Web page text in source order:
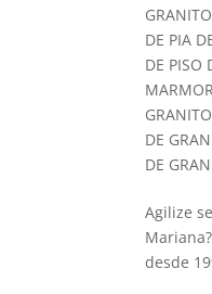
DE PIA
DE PISO
GRANITO
DE
DE
Agilize
desde